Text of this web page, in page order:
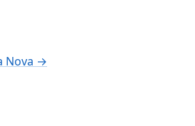
Nova →